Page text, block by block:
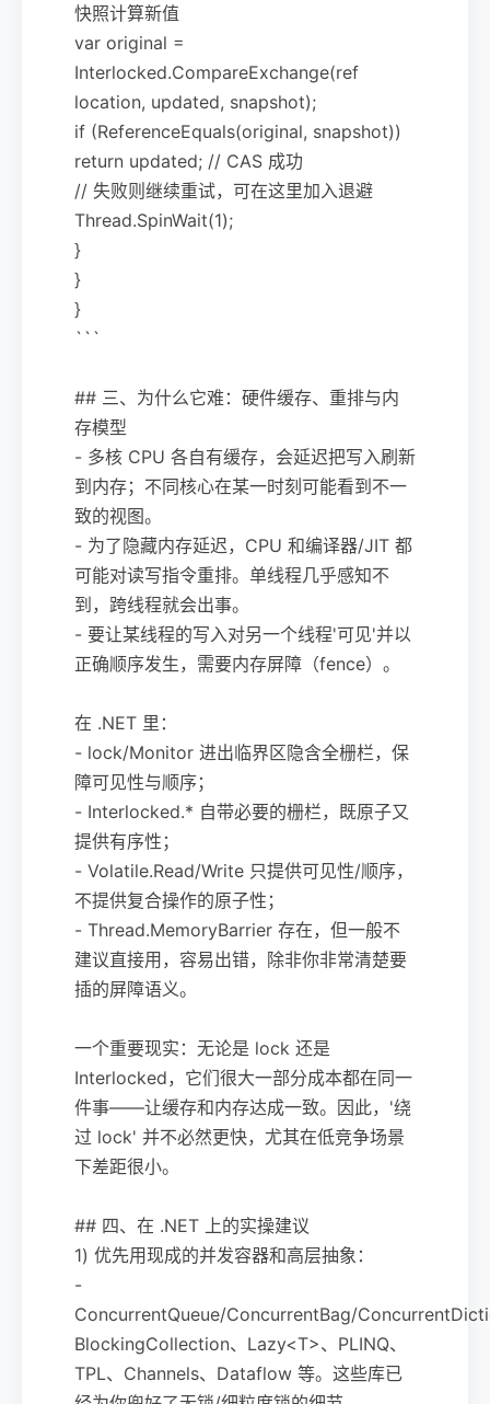
快照计算新值
var original =
Interlocked.CompareExchange(ref
location, updated, snapshot);
if (ReferenceEquals(original, snapshot))
return updated; // CAS 成功
// 失败则继续重试，可在这里加入退避
Thread.SpinWait(1);
}
}
}
```
## 三、为什么它难：硬件缓存、重排与内
存模型
- 多核 CPU 各自有缓存，会延迟把写入刷新
到内存；不同核心在某一时刻可能看到不一
致的视图。
- 为了隐藏内存延迟，CPU 和编译器/JIT 都
可能对读写指令重排。单线程几乎感知不
到，跨线程就会出事。
- 要让某线程的写入对另一个线程'可见'并以
正确顺序发生，需要内存屏障（fence）。
在 .NET 里：
- lock/Monitor 进出临界区隐含全栅栏，保
障可见性与顺序；
- Interlocked.* 自带必要的栅栏，既原子又
提供有序性；
- Volatile.Read/Write 只提供可见性/顺序，
不提供复合操作的原子性；
- Thread.MemoryBarrier 存在，但一般不
建议直接用，容易出错，除非你非常清楚要
插的屏障语义。
一个重要现实：无论是 lock 还是
Interlocked，它们很大一部分成本都在同一
件事——让缓存和内存达成一致。因此，'绕
过 lock' 并不必然更快，尤其在低竞争场景
下差距很小。
## 四、在 .NET 上的实操建议
1) 优先用现成的并发容器和高层抽象：
-
ConcurrentQueue/ConcurrentBag/
BlockingCollection、Lazy<T>、PLINQ、
TPL、Channels、Dataflow 等。这些库已